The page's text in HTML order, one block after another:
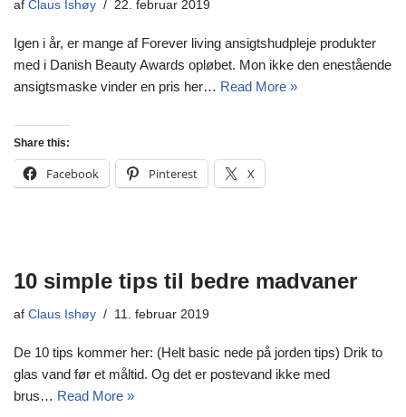
af Claus Ishøy 22. februar 2019
Igen i år, er mange af Forever living ansigtshudpleje produkter
med i Danish Beauty Awards opløbet. Mon ikke den enestående
ansigtsmaske vinder en pris her… Read More »
Share this:
Facebook Pinterest X
10 simple tips til bedre madvaner
af Claus Ishøy 11. februar 2019
De 10 tips kommer her: (Helt basic nede på jorden tips) Drik to
glas vand før et måltid. Og det er postevand ikke med
brus… Read More »